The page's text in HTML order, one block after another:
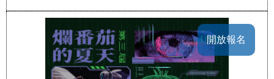
開放報名